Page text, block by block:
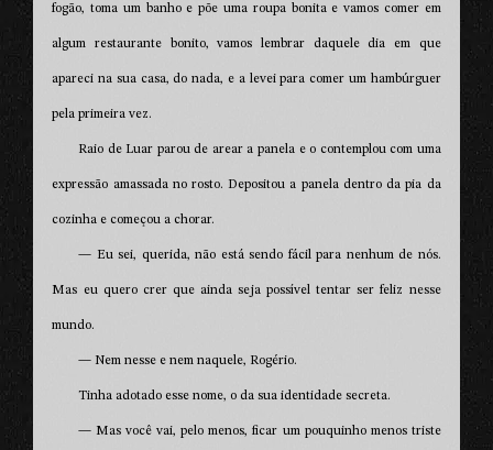
fogão, toma um banho e põe uma roupa bonita e vamos comer em
algum restaurante bonito, vamos lembrar daquele dia em que
apareci na sua casa, do nada, e a levei para comer um hambúrguer
pela primeira vez.
Raio de Luar parou de arear a panela e o contemplou com uma
expressão amassada no rosto. Depositou a panela dentro da pia da
cozinha e começou a chorar.
— Eu sei, querida, não está sendo fácil para nenhum de nós.
Mas eu quero crer que ainda seja possível tentar ser feliz nesse
mundo.
— Nem nesse e nem naquele, Rogério.
Tinha adotado esse nome, o da sua identidade secreta.
— Mas você vai, pelo menos, ficar um pouquinho menos triste